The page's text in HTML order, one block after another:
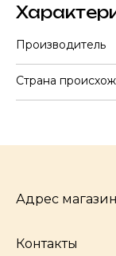
Производитель
Страна
Адрес
Челябинск,
Контакты